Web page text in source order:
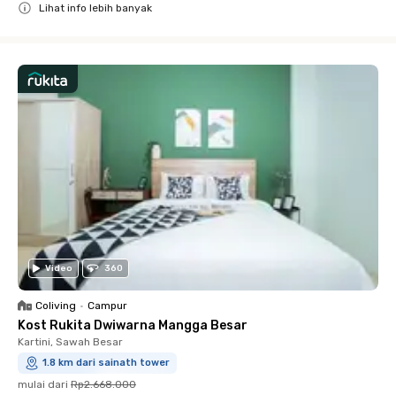
Lihat info lebih banyak
Video 360
Coliving • Campur
Kost Rukita Dwiwarna Mangga Besar
Kartini, Sawah Besar
1.8 km dari sainath tower
mulai dari Rp2.668.000